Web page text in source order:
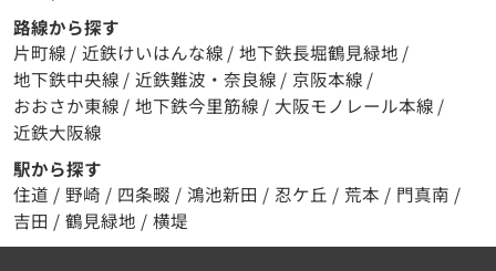
路線から探す
片町線 / 近鉄けいはんな線 / 地下鉄長堀鶴見緑地 /
地下鉄中央線 / 近鉄難波・奈良線 / 京阪本線 /
おおさか東線 / 地下鉄今里筋線 / 大阪モノレール本線 /
近鉄大阪線
駅から探す
住道 / 野崎 / 四条畷 / 鴻池新田 / 忍ケ丘 / 荒本 / 門真南 /
吉田 / 鶴見緑地 / 横堤